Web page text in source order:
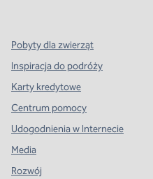
Pobyty dla zwierząt
Inspiracja do podróży
Karty kredytowe
Centrum pomocy
Udogodnienia w Internecie
Media
Rozwój